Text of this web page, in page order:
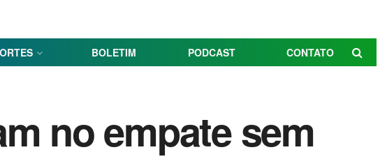
BOLETIM PODCAST CONTATO
no empate sem